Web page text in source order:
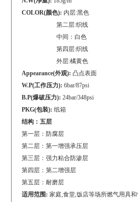
COLOR(颜色): 内层:黑色
第二层:织线
中间：白色
第四层:织线
外层:橘黄色
Appearance(外观): 凸点表面
W.P(工作压力): 6bar/87psi
B.P(爆破压力): 24bar/348psi
PKG(包装):纸箱
结构：五层
第一层：防腐层
第二层：第一增强承压层
第三层：强力粘合防渗层
第四层：第二增强层
第五层：耐磨层
适用范围: 家庭,食堂,饭店等场所燃气用具